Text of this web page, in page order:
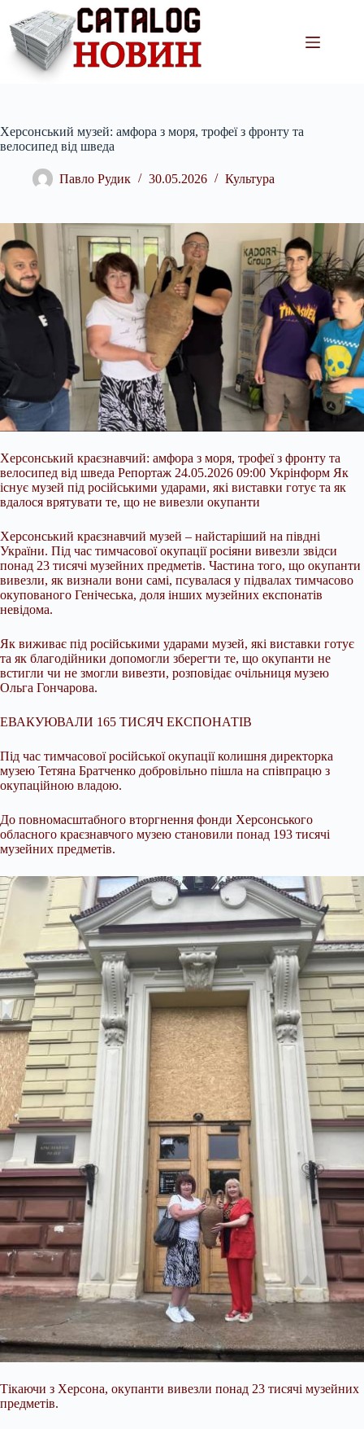
вмісту
Херсонський музей: амфора з моря, трофеї з фронту та
велосипед від шведа
Павло Рудик 30.05.2026 Культура
Херсонський краєзнавчий: амфора з моря, трофеї з фронту та
велосипед від шведа Репортаж 24.05.2026 09:00 Укрінформ Як
існує музей під російськими ударами, які виставки готує та як
вдалося врятувати те, що не вивезли окупанти
Херсонський краєзнавчий музей – найстаріший на півдні
України. Під час тимчасової окупації росіяни вивезли звідси
понад 23 тисячі музейних предметів. Частина того, що окупанти
вивезли, як визнали вони самі, псувалася у підвалах тимчасово
окупованого Генічеська, доля інших музейних експонатів
невідома.
Як виживає під російськими ударами музей, які виставки готує
та як благодійники допомогли зберегти те, що окупанти не
встигли чи не змогли вивезти, розповідає очільниця музею
Ольга Гончарова.
ЕВАКУЮВАЛИ 165 ТИСЯЧ ЕКСПОНАТІВ
Під час тимчасової російської окупації колишня директорка
музею Тетяна Братченко добровільно пішла на співпрацю з
окупаційною владою.
До повномасштабного вторгнення фонди Херсонського
обласного краєзнавчого музею становили понад 193 тисячі
музейних предметів.
Тікаючи з Херсона, окупанти вивезли понад 23 тисячі музейних
предметів.